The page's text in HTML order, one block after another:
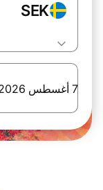
SEK
7 أغسطس 2026